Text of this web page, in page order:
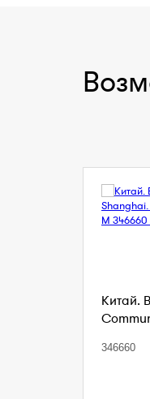
Китай.
346660